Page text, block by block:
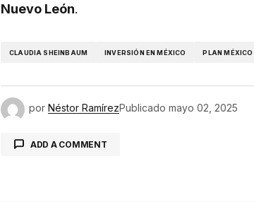
Nuevo León.
CLAUDIA SHEINBAUM INVERSIÓN EN MÉXICO PLAN MÉXICO
por Néstor RamírezPublicado mayo 02, 2025
ADD A COMMENT